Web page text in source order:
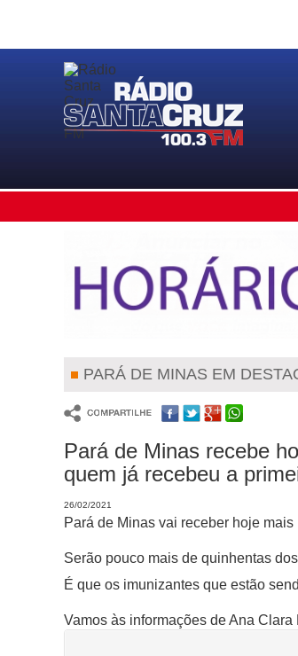
PARÁ DE MINAS EM
Pará de Minas recebe
quem já recebeu a
26/02/2021
Pará de Minas vai receber hoje
Serão pouco mais de quinhentas
É que os imunizantes que estão
Vamos às informações de Ana